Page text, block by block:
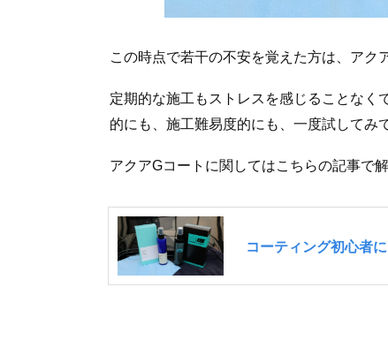
この時点で若干の不安を覚えた方は、アク
定期的な施工もストレスを感じることなく
的にも、施工難易度的にも、一度試してみ
アクアGコートに関してはこちらの記事で